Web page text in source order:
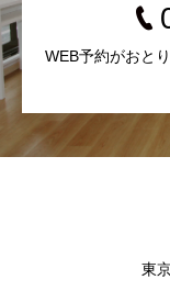
WEB予約がおと
東